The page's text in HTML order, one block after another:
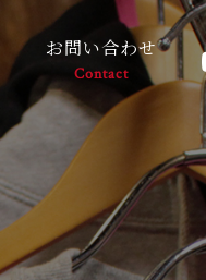
お問い合わせ
Contact